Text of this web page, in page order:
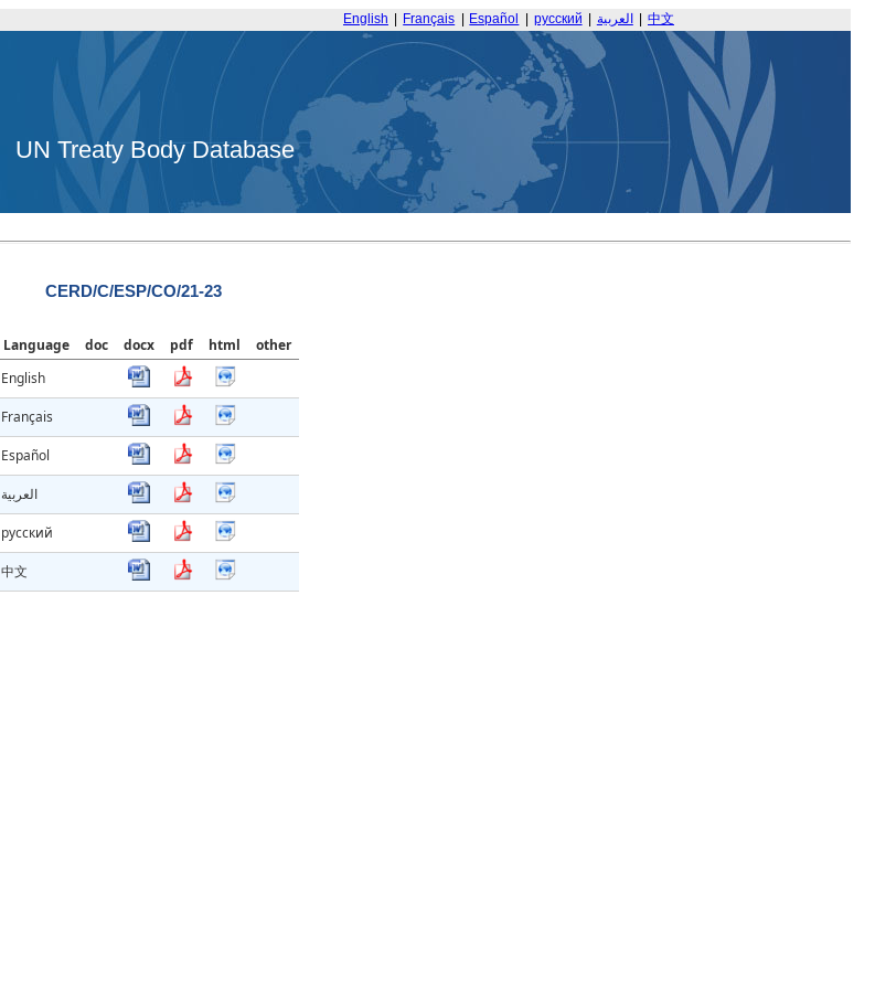
English Français Español русский العربية 中文
UN Treaty Body Database
CERD/C/ESP/CO/21-23
Language doc docx pdf html
other
English
Français
Español
العربية
русский
中文